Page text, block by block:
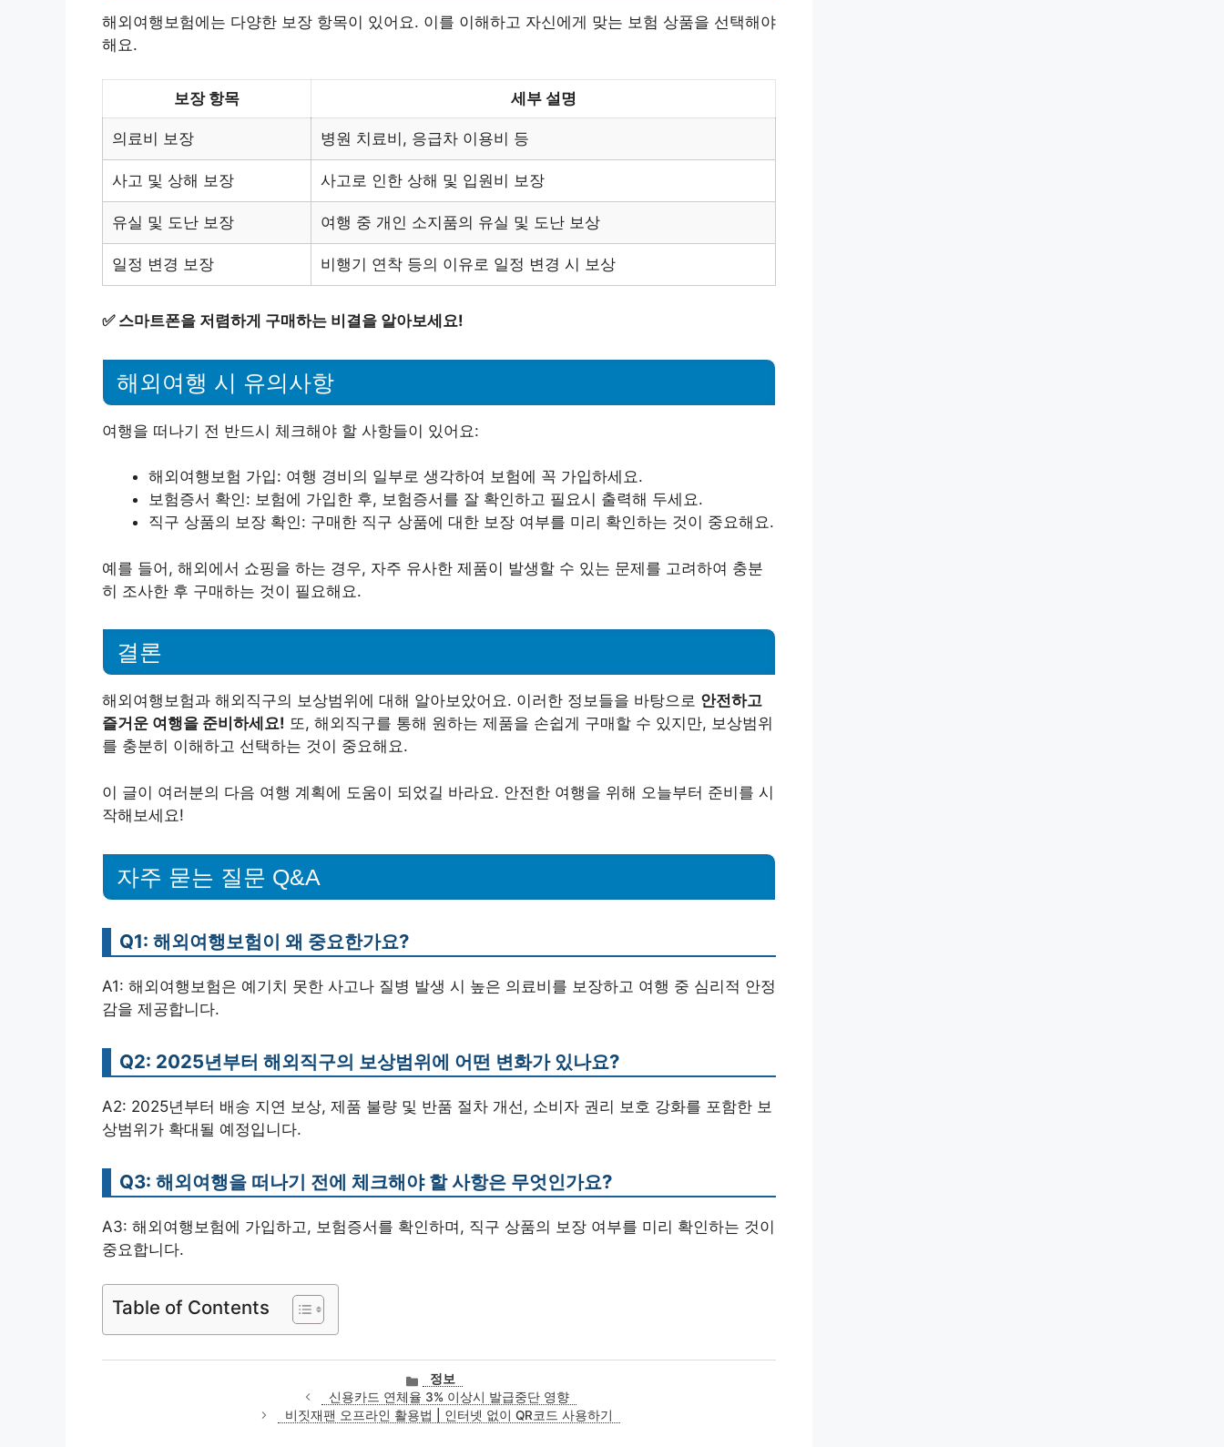
해외여행보험에는 다양한 보장 항목이 있어요. 이를 이해하고 자신에게 맞는 보험 상품을 선택해야
해요.
보장 항목 세부 설명
의료비 보장 병원 치료비, 응급차 이용비 등
사고 및 상해 보장 사고로 인한 상해 및 입원비 보장
유실 및 도난 보장 여행 중 개인 소지품의 유실 및 도난 보상
일정 변경 보장 비행기 연착 등의 이유로 일정 변경 시 보상
✅ 스마트폰을 저렴하게 구매하는 비결을 알아보세요!
해외여행 시 유의사항
여행을 떠나기 전 반드시 체크해야 할 사항들이 있어요:
해외여행보험 가입: 여행 경비의 일부로 생각하여 보험에 꼭 가입하세요.
보험증서 확인: 보험에 가입한 후, 보험증서를 잘 확인하고 필요시 출력해 두세요.
직구 상품의 보장 확인: 구매한 직구 상품에 대한 보장 여부를 미리 확인하는 것이 중요해요.
예를 들어, 해외에서 쇼핑을 하는 경우, 자주 유사한 제품이 발생할 수 있는 문제를 고려하여 충분
히 조사한 후 구매하는 것이 필요해요.
결론
해외여행보험과 해외직구의 보상범위에 대해 알아보았어요. 이러한 정보들을 바탕으로 안전하고
즐거운 여행을 준비하세요! 또, 해외직구를 통해 원하는 제품을 손쉽게 구매할 수 있지만, 보상범위
를 충분히 이해하고 선택하는 것이 중요해요.
이 글이 여러분의 다음 여행 계획에 도움이 되었길 바라요. 안전한 여행을 위해 오늘부터 준비를 시
작해보세요!
자주 묻는 질문 Q&A
Q1: 해외여행보험이 왜 중요한가요?
A1: 해외여행보험은 예기치 못한 사고나 질병 발생 시 높은 의료비를 보장하고 여행 중 심리적 안정
감을 제공합니다.
Q2: 2025년부터 해외직구의 보상범위에 어떤 변화가 있나요?
A2: 2025년부터 배송 지연 보상, 제품 불량 및 반품 절차 개선, 소비자 권리 보호 강화를 포함한 보
상범위가 확대될 예정입니다.
Q3: 해외여행을 떠나기 전에 체크해야 할 사항은 무엇인가요?
A3: 해외여행보험에 가입하고, 보험증서를 확인하며, 직구 상품의 보장 여부를 미리 확인하는 것이
중요합니다.
Table of Contents
카
테
고
정보
신용카드 연체율 3% 이상시 발급중단 영향
비짓재팬 오프라인 활용법 | 인터넷 없이 QR코드 사용하기